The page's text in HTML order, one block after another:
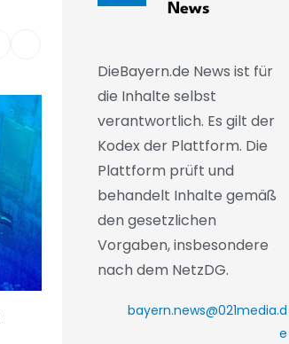
Bayern blickt schon auf
News
DieBayern.de News ist für
die Inhalte selbst
verantwortlich. Es gilt der
Kodex der Plattform. Die
Plattform prüft und
behandelt Inhalte gemäß
den gesetzlichen
Vorgaben, insbesondere
nach dem NetzDG.
bayern.news@021media.d
e